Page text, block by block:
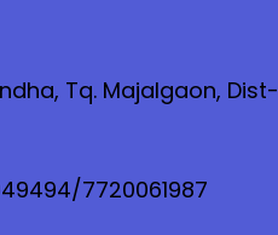
Tq. Majalgaon, Dist-
7720061987